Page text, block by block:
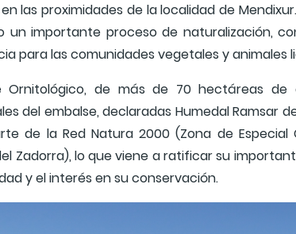
las proximidades de la localidad de
un importante proceso de naturalización,
para las comunidades vegetales y animales
Ornitológico, de más de 70 hectáreas de
del embalse, declaradas Humedal Ramsar
de la Red Natura 2000 (Zona de Especial
Zadorra), lo que viene a ratificar su
y el interés en su conservación.